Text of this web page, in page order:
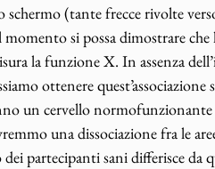
(tante frecce rivolte
si possa dimostrare
la funzione X. In assenza
ottenere
un cervello
una dissociazione fra le
partecipanti sani differisce da